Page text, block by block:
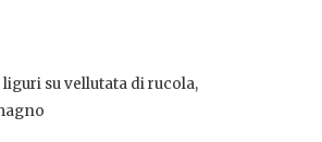
su vellutata di rucola,